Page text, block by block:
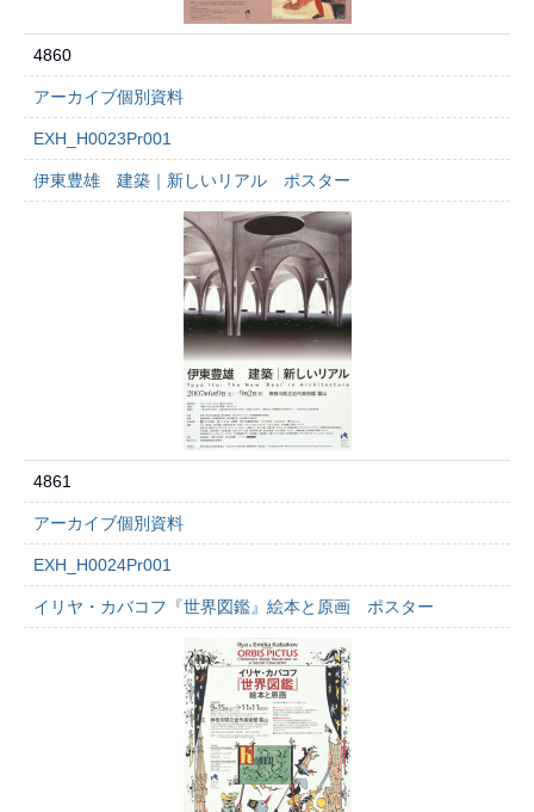
4860
アーカイブ個別資料
EXH_H0023Pr001
伊東豊雄 建築｜新しいリアル ポスター
4861
アーカイブ個別資料
EXH_H0024Pr001
イリヤ・カバコフ『世界図鑑』絵本と原画 ポスター